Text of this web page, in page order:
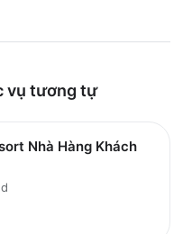
vụ tương tự
Nhà Hàng Khách